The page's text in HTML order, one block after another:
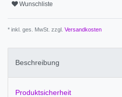
Wunschliste
* inkl. ges. MwSt. zzgl. Versandkosten
Beschreibung
Produktsicherheit